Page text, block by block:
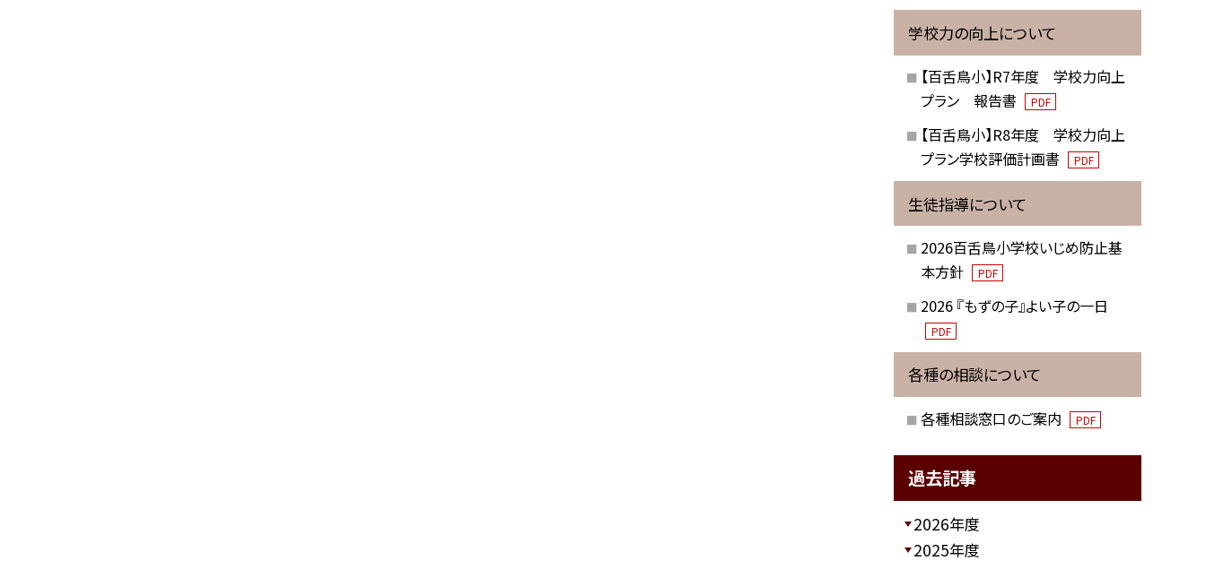
学校力の向上について
【百舌鳥小】R7年度 学校力向上
プラン 報告書
PDF
【百舌鳥小】R8年度 学校力向上
プラン学校評価計画書
PDF
生徒指導について
2026百舌鳥小学校いじめ防止基
本方針
PDF
2026 『もずの子』よい子の一日
PDF
各種の相談について
各種相談窓口のご案内 PDF
過去記事
2026年度
2025年度